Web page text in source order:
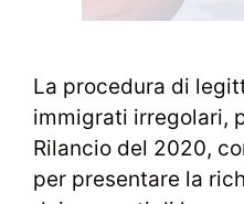
La procedura di
immigrati irregolari,
Rilancio del 2020,
per presentare la